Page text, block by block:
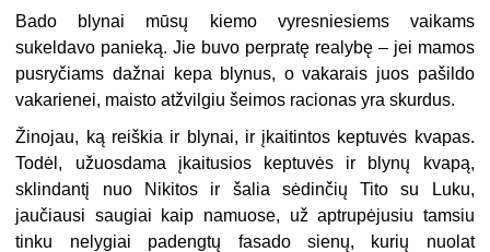
Bado blynai mūsų kiemo vyresniesiems vaikams
sukeldavo panieką. Jie buvo perpratę realybę – jei mamos
pusryčiams dažnai kepa blynus, o vakarais juos pašildo
vakarienei, maisto atžvilgiu šeimos racionas yra skurdus.
Žinojau, ką reiškia ir blynai, ir įkaitintos keptuvės kvapas.
Todėl, užuosdama įkaitusios keptuvės ir blynų kvapą,
sklindantį nuo Nikitos ir šalia sėdinčių Tito su Luku,
jaučiausi saugiai kaip namuose, už aptrupėjusiu tamsiu
tinku nelygiai padengtų fasado sienų, kurių nuolat